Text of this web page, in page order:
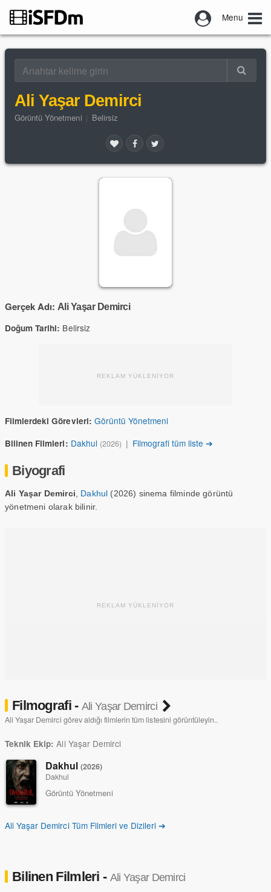
Menu
Ali Yaşar Demirci
Görüntü Yönetmeni Belirsiz
Gerçek Adı: Ali Yaşar Demirci
Doğum Tarihi: Belirsiz
REKLAM YÜKLENİYOR
Filmlerdeki Görevleri: Görüntü Yönetmeni
Bilinen Filmleri: Dakhul (2026) | Filmografi tüm liste ➔
Biyografi
Ali Yaşar Demirci Dakhul (2026) sinema filminde görüntü
yönetmeni olarak bilinir.
REKLAM YÜKLENİYOR
Filmografi - Ali Yaşar Demirci
Ali Yaşar Demirci görev aldığı filmlerin tüm listesini görüntüleyin..
Teknik Ekip: Ali Yaşar Demirci
Dakhul(2026)
Dakhul
Görüntü Yönetmeni
Ali Yaşar Demirci Tüm Filmleri ve Dizileri ➔
Bilinen Filmleri - Ali Yaşar Demirci